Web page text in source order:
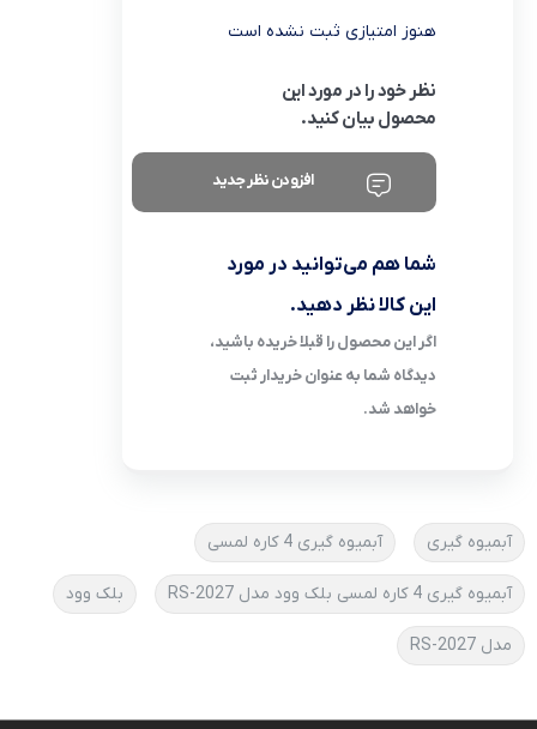
هنوز امتیازی ثبت نشده است
نظر خود را در مورد این
محصول بیان کنید.
افزودن نظر جدید
شما هم می‌توانید در مورد
این کالا نظر دهید.
اگر این محصول را قبلا خریده باشید،
دیدگاه شما به عنوان خریدار ثبت
خواهد شد.
آبمیوه گیری آبمیوه گیری 4 کاره لمسی
آبمیوه گیری 4 کاره لمسی بلک وود مدل RS-2027 بلک وود
مدل RS-2027